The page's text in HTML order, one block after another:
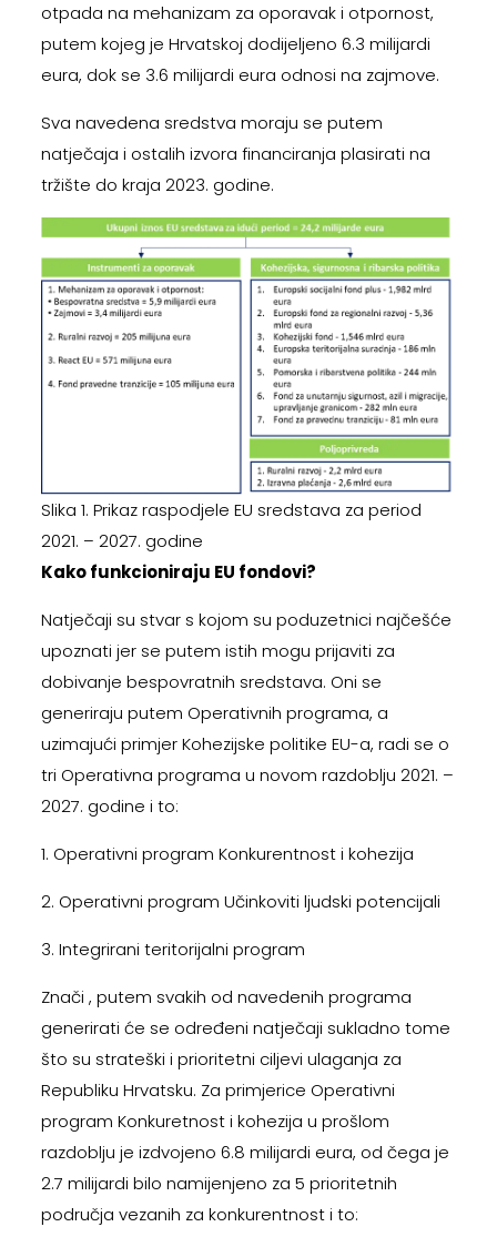
otpada na mehanizam za oporavak i otpornost,
putem kojeg je Hrvatskoj dodijeljeno 6.3 milijardi
eura, dok se 3.6 milijardi eura odnosi na zajmove.
Sva navedena sredstva moraju se putem
natječaja i ostalih izvora financiranja plasirati na
tržište do kraja 2023. godine.
Slika 1. Prikaz raspodjele EU sredstava za period
2021. – 2027. godine
Kako funkcioniraju EU fondovi?
Natječaji su stvar s kojom su poduzetnici najčešće
upoznati jer se putem istih mogu prijaviti za
dobivanje bespovratnih sredstava. Oni se
generiraju putem Operativnih programa, a
uzimajući primjer Kohezijske politike EU-a, radi se o
tri Operativna programa u novom razdoblju 2021. –
2027. godine i to:
1. Operativni program Konkurentnost i kohezija
2. Operativni program Učinkoviti ljudski potencijali
3. Integrirani teritorijalni program
Znači , putem svakih od navedenih programa
generirati će se određeni natječaji sukladno tome
što su strateški i prioritetni ciljevi ulaganja za
Republiku Hrvatsku. Za primjerice Operativni
program Konkuretnost i kohezija u prošlom
razdoblju je izdvojeno 6.8 milijardi eura, od čega je
2.7 milijardi bilo namijenjeno za 5 prioritetnih
područja vezanih za konkurentnost i to: